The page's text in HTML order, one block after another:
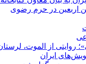
از الموت، لرستان
ایران
برگزار شد